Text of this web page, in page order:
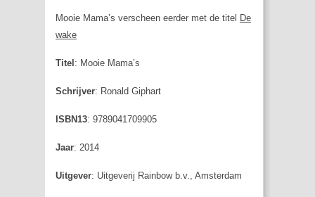
Mooie Mama’s verscheen eerder met de titel De
wake
Titel : Mooie Mama’s
Schrijver: Ronald Giphart
ISBN13: 9789041709905
Jaar: 2014
Uitgever: Uitgeverij Rainbow b.v., Amsterdam